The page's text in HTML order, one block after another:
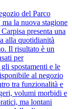
del Parco
la nuova stagione
presenta una
alla quotidianità
Il risultato è un
per
spostamenti e le
al negozio
tra funzionalità e
volumi morbidi e
ma lontani